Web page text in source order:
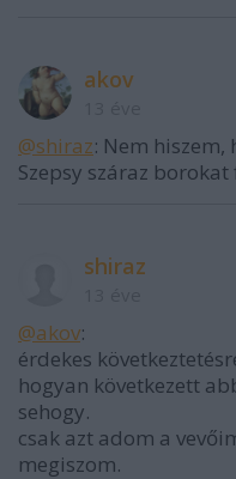
akov
@shiraz: Nem hiszem,
Szepsy száraz
shiraz
@akov:
érdekes
hogyan következett
sehogy.
csak azt adom a
megiszom.